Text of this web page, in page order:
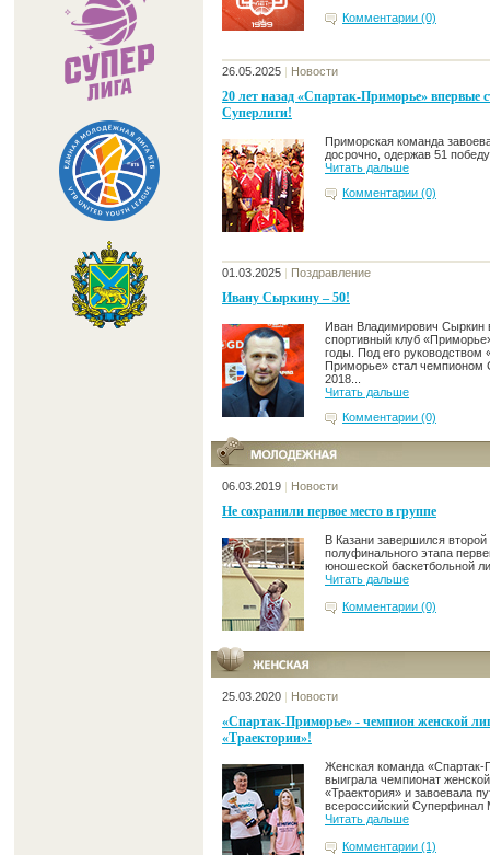
Комментарии (0)
26.05.2025 | Новости
20 лет назад «Спартак-Приморье» впервые
Суперлиги!
Приморская команда
досрочно, одержав 51
Читать дальше
Комментарии (0)
01.03.2025 | Поздравление
Ивану Сыркину – 50!
Иван Владимирович Сыркин
спортивный клуб
годы. Под его руководством
Приморье» стал чемпионом
2018...
Читать дальше
Комментарии (0)
06.03.2019 | Новости
Не сохранили первое место в группе
В Казани завершился второй
полуфинального этапа
юношеской баскетбольной
Читать дальше
Комментарии (0)
25.03.2020 | Новости
«Спартак-Приморье» - чемпион женской
«Траектории»!
Женская команда «Спартак-
выиграла чемпионат
«Траектория» и завоевала
всероссийский
Читать дальше
Комментарии (1)